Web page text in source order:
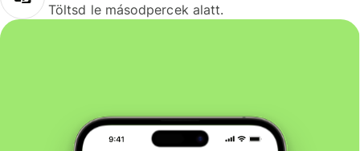
Töltsd le másodpercek alatt.